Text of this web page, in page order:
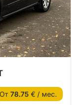
От 78.75 € / мес.